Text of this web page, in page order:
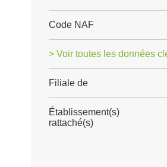
Code NAF
> Voir toutes les données
Filiale de
Établissement(s)
rattaché(s)